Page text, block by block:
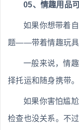
05、情趣用品
如果你想带着
题——带着情趣玩具
一般来说，情
择托运和随身携带。
如果你害怕尴
检查也没关系。不